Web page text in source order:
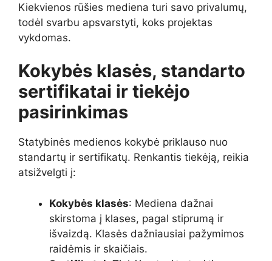
Kiekvienos rūšies mediena turi savo privalumų,
todėl svarbu apsvarstyti, koks projektas
vykdomas.
Kokybės klasės, standarto
sertifikatai ir tiekėjo
pasirinkimas
Statybinės medienos kokybė priklauso nuo
standartų ir sertifikatų. Renkantis tiekėją, reikia
atsižvelgti į:
Kokybės klasės: Mediena dažnai
skirstoma į klases, pagal stiprumą ir
išvaizdą. Klasės dažniausiai pažymimos
raidėmis ir skaičiais.